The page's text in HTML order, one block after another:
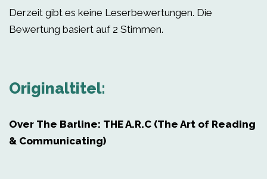
Derzeit gibt es keine Leserbewertungen. Die
Bewertung basiert auf 2 Stimmen.
Originaltitel:
Over The Barline: THE A.R.C (The Art of Reading
& Communicating)